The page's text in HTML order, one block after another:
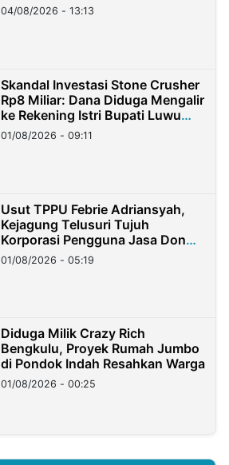
04/08/2026 - 13:13
Skandal Investasi Stone Crusher
Rp8 Miliar: Dana Diduga Mengalir
ke Rekening Istri Bupati Luwu
Timur
01/08/2026 - 09:11
Usut TPPU Febrie Adriansyah,
Kejagung Telusuri Tujuh
Korporasi Pengguna Jasa Don
Ritto
01/08/2026 - 05:19
Diduga Milik Crazy Rich
Bengkulu, Proyek Rumah Jumbo
di Pondok Indah Resahkan Warga
01/08/2026 - 00:25